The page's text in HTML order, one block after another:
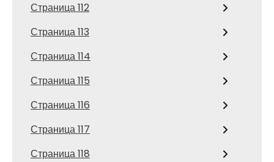
Страница 112
Страница 113
Страница 114
Страница 115
Страница 116
Страница 117
Страница 118